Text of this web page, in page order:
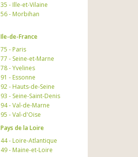
35 - Ille-et-Vilaine
56 - Morbihan
Ile-de-France
75 - Paris
77 - Seine-et-Marne
78 - Yvelines
91 - Essonne
92 - Hauts-de-Seine
93 - Seine-Saint-Denis
94 - Val-de-Marne
95 - Val-d'Oise
Pays de la Loire
44 - Loire-Atlantique
49 - Maine-et-Loire